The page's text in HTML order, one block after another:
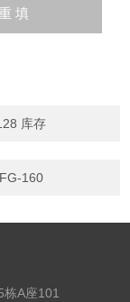
库存
160
A座101